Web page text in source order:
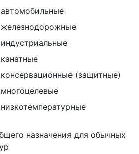
(защитные)
назначения для обычных